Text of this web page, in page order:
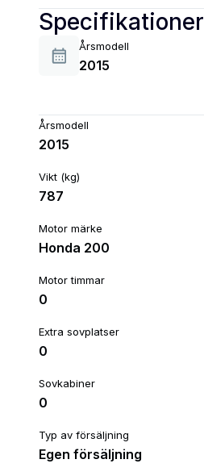
Specifikationer
Årsmodell
2015
Årsmodell
2015
Vikt (kg)
787
Motor märke
Honda 200
Motor timmar
0
Extra sovplatser
0
Sovkabiner
0
Typ av försäljning
Egen försäljning